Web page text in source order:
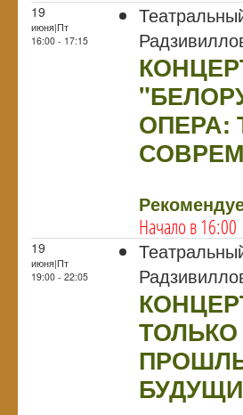
19
июня|Пт
16:00 - 17:15
ОПЕРА:
Начало в 16:00
19
июня|Пт
19:00 - 22:05